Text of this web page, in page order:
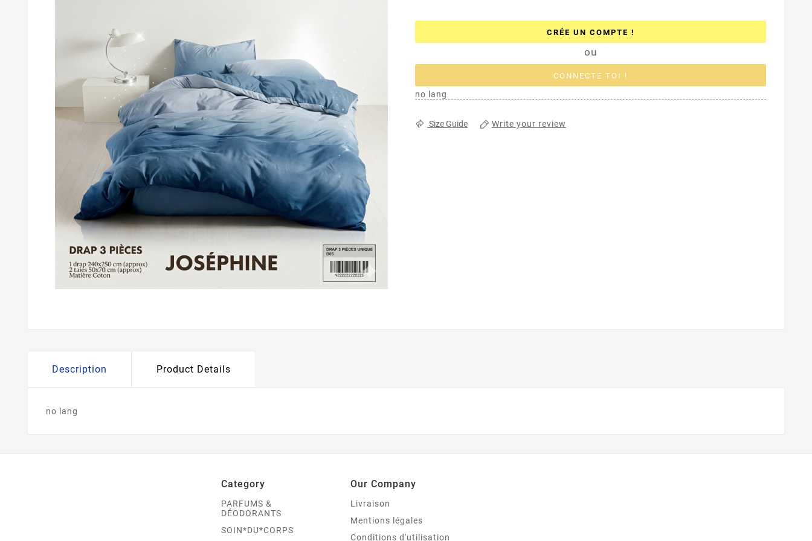
CRÉE UN COMPTE !
ou
CONNECTE TOI !
no lang
Size Guide Write your review
Description Product Details
no lang
Category
PARFUMS &
DÉODORANTS
SOIN*DU*CORPS
Our Company
Livraison
Mentions légales
Conditions d'utilisation